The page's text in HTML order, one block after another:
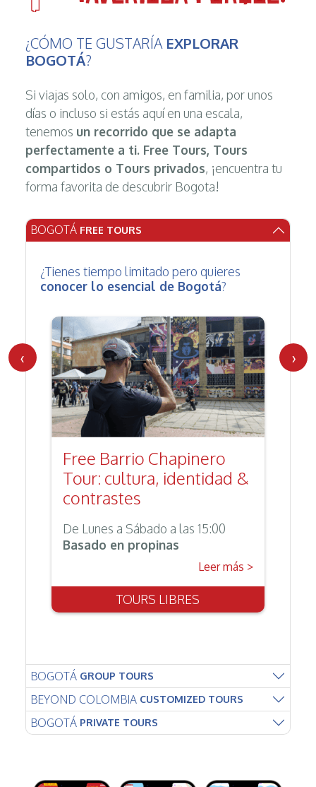
¿CÓMO TE GUSTARÍA EXPLORAR
BOGOTÁ?
Si viajas solo, con amigos, en familia, por unos
días o incluso si estás aquí en una escala,
tenemos un recorrido que se adapta
perfectamente a ti. Free Tours, Tours
compartidos o Tours privados, ¡encuentra tu
forma favorita de descubrir Bogota!
BOGOTÁ FREE TOURS
¿Tienes tiempo limitado pero quieres
conocer lo esencial de Bogotá?
Free Barrio Chapinero
Tour: cultura, identidad &
contrastes
De Lunes a Sábado a las 15:00
Basado en propinas
Leer más >
TOURS LIBRES
‹ ›
BOGOTÁ GROUP TOURS
BEYOND COLOMBIA CUSTOMIZED TOURS
BOGOTÁ PRIVATE TOURS